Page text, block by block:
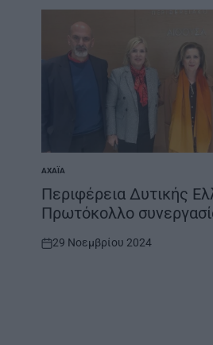
POSTED
IN
ΑΧΑΪ́Α
Περιφέρεια Δυτικής
Πρωτόκολλο
on
29 Νοεμβρίου 2024